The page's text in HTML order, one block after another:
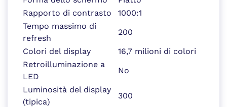
Rapporto di contrasto
1000:1
Tempo massimo di
refresh
200
Colori del display
16,7 milioni di colori
Retroilluminazione a
LED
No
Luminosità del display
(tipica)
300